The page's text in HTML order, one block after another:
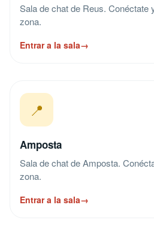
Sala de chat de Reus. Conéctate
zona.
Entrar a la sala→
📍
Amposta
Sala de chat de Amposta.
zona.
Entrar a la sala→